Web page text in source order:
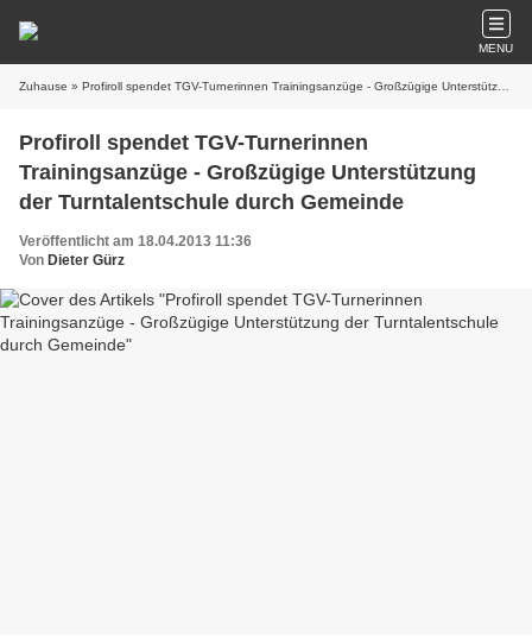
MENU
Zuhause » Profiroll spendet TGV-Turnerinnen Trainingsanzüge - Großzügige Unterstützung der Turntalentschule durch Gemeinde
Profiroll spendet TGV-Turnerinnen
Trainingsanzüge - Großzügige Unterstützung
der Turntalentschule durch Gemeinde
Veröffentlicht am 18.04.2013 11:36
Von Dieter Gürz